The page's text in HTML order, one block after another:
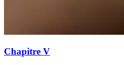
Chapitre V